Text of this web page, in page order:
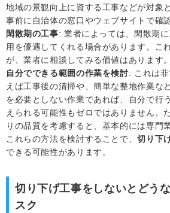
地域の景観向上に資する工事などが対象
事前に自治体の窓口やウェブサイトで確
閑散期の工事: 業者によっては、閑散期
用を優遇してくれる場合があります。こ
が、業者に相談してみる価値はあります。
自分でできる範囲の作業を検討: これは
えば工事後の清掃や、簡単な整地作業な
を必要としない作業であれば、自分で行
えられる可能性もゼロではありません。
りの品質を考慮すると、基本的には専門
これらの方法を検討することで、切り下
できる可能性があります。
切り下げ工事をしないとどう
スク